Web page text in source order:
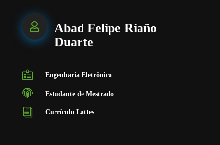

Abad Felipe Riaño
Duarte
 Engenharia Eletrônica
 Estudante de Mestrado
i Currículo Lattes